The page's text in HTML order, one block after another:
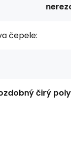
čepele:
čirý